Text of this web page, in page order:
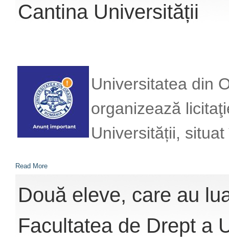
Cantina Universității
Universitatea din
organizează
Universității,
Read More
Două eleve, care au
Facultatea de Drept a